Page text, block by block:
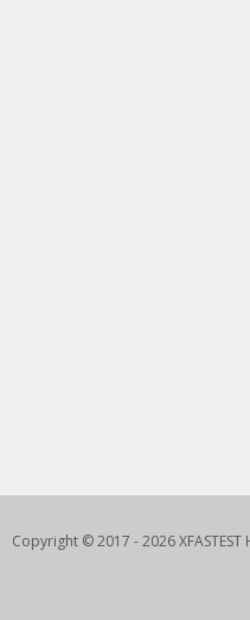
Copyright © 2017 - 2026 XFASTEST